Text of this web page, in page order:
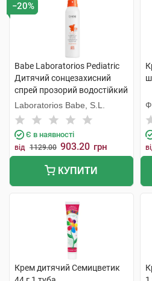
−20%
Babe Laboratorios Pediatric
Дитячий сонцезахисний
спрей прозорий водостійкий
з матувальним ефектом
SPF50+ 200 мл 1 флакон
Laboratorios Babe, S.L.
Є в наявності
від 1129.00 903.20 грн
КУПИТИ
Крем дитячий Семицветик